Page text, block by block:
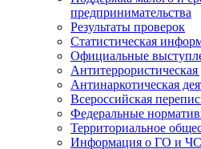
предпринимательства
Результаты проверок
Статистическая
Официальные
Антитеррористическая
Антинаркотическая
Всероссийская
Федеральные
Территориальное
Информация о ГО и ЧС